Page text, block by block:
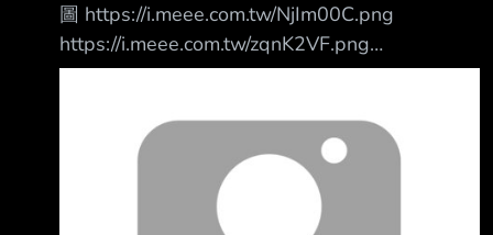
圖 https://i.meee.com.tw/NjIm00C.png
https://i.meee.com.tw/zqnK2VF.png
https://i.meee.com.tw/lxytkud.png
https://i.meee.com.tw/pXt4uMm.png
https://i.meee.com.tw/okr076s.png
https://i.meee.com.tw/leRdSgq.png